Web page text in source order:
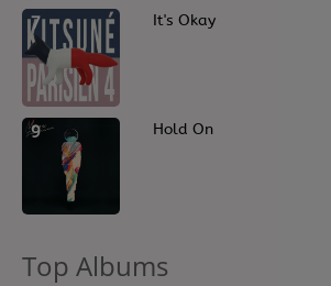
7 It's Okay
9 Hold On
Top Albums